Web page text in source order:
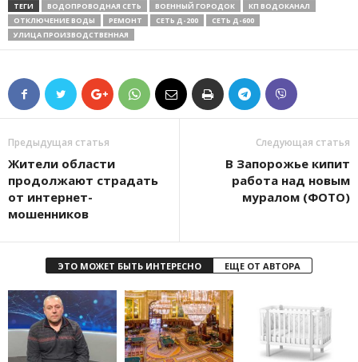
ТЕГИ ВОДОПРОВОДНАЯ СЕТЬ ВОЕННЫЙ ГОРОДОК
КП ВОДОКАНАЛ
ОТКЛЮЧЕНИЕ ВОДЫ
РЕМОНТ СЕТЬ Д-200
СЕТЬ Д-600
УЛИЦА ПРОИЗВОДСТВЕННАЯ
Предыдущая статья
Жители области
продолжают страдать
от интернет-
мошенников
Следующая статья
В Запорожье кипит
работа над новым
муралом (ФОТО)
ЭТО МОЖЕТ БЫТЬ ИНТЕРЕСНО ЕЩЕ ОТ АВТОРА